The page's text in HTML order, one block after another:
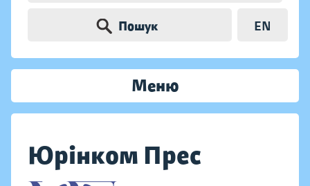
Пошук EN
Меню
Юрінком Прес